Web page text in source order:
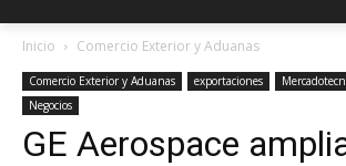
Inicio Comercio Exterior y Aduanas
Comercio Exterior y Aduanas exportaciones
Negocios
GE Aerospace